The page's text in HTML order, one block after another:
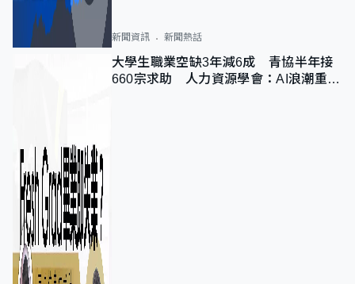
新聞資訊 新聞熱話
大學生職業空缺3年減6成 青協半年接
660宗求助 人力資源學會：AI浪潮重整